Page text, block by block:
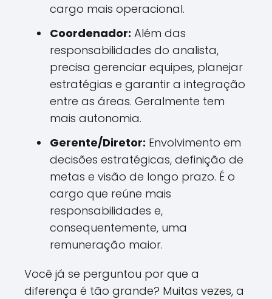
cargo mais operacional.
Coordenador: Além das
responsabilidades do analista,
precisa gerenciar equipes, planejar
estratégias e garantir a integração
entre as áreas. Geralmente tem
mais autonomia.
Gerente/Diretor: Envolvimento em
decisões estratégicas, definição de
metas e visão de longo prazo. É o
cargo que reúne mais
responsabilidades e,
consequentemente, uma
remuneração maior.
Você já se perguntou por que a
diferença é tão grande? Muitas vezes, a